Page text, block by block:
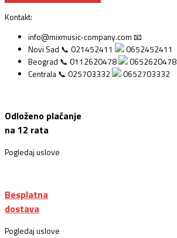
Kontakt:
info@mixmusic-company.com 📧
Novi Sad 📞 021452411
0652452411
Beograd 📞 0112620478
0652620478
Centrala 📞 025703332
0652703332
Odloženo plaćanje
na 12 rata
Pogledaj uslove
Besplatna
dostava
Pogledaj uslove